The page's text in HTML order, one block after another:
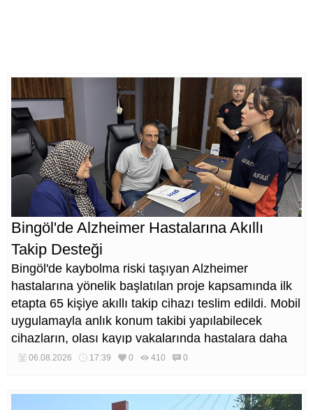
Bingöl'de Alzheimer Hastalarına Akıllı
Takip Desteği
Bingöl'de kaybolma riski taşıyan Alzheimer
hastalarına yönelik başlatılan proje kapsamında ilk
etapta 65 kişiye akıllı takip cihazı teslim edildi. Mobil
uygulamayla anlık konum takibi yapılabilecek
cihazların, olası kayıp vakalarında hastalara daha
kısa sürede ulaşılmasını sağlaması hedefleniyor.
06.08.2026 17:39 0 410 0